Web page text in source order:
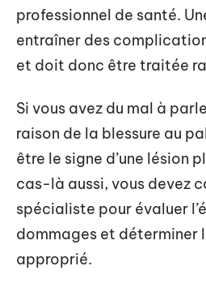
professionnel de santé.
entraîner des
et doit donc être traitée
Si vous avez du mal à
raison de la blessure au
être le signe d’une lésion
cas-là aussi, vous devez
spécialiste pour évaluer
dommages et déterminer
approprié.